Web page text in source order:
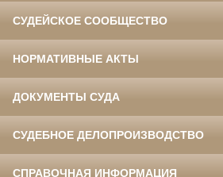
СУДЕЙСКОЕ СООБЩЕСТВО
НОРМАТИВНЫЕ АКТЫ
ДОКУМЕНТЫ СУДА
СУДЕБНОЕ ДЕЛОПРОИЗВОДСТВО
СПРАВОЧНАЯ ИНФОРМАЦИЯ